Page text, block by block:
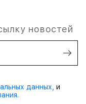
новостей
данных, и